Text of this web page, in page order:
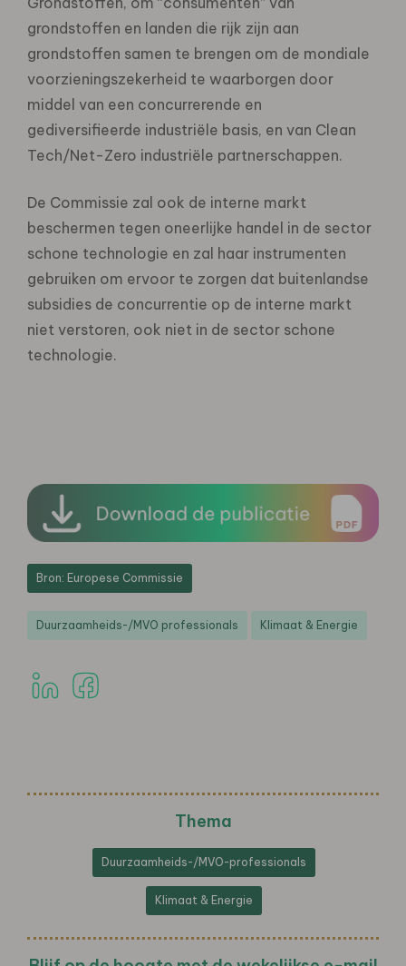
grondstoffen en landen die rijk zijn aan
grondstoffen samen te brengen om de mondiale
voorzieningszekerheid te waarborgen door
middel van een concurrerende en
gediversifieerde industriële basis, en van Clean
Tech/Net-Zero industriële partnerschappen.
De Commissie zal ook de interne markt
beschermen tegen oneerlijke handel in de sector
schone technologie en zal haar instrumenten
gebruiken om ervoor te zorgen dat buitenlandse
subsidies de concurrentie op de interne markt
niet verstoren, ook niet in de sector schone
technologie.
Bron: Europese Commissie
Duurzaamheids-/MVO professionals Klimaat & Energie
Thema
Duurzaamheids-/MVO-professionals
Klimaat & Energie